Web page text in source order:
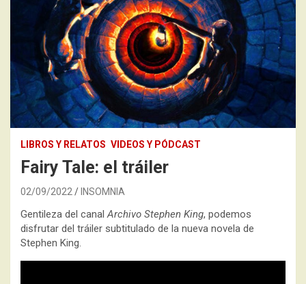
LIBROS Y RELATOS VIDEOS Y PÓDCAST
Fairy Tale: el tráiler
02/09/2022 INSOMNIA
Gentileza del canalArchivo Stephen King, podemos
disfrutar del tráiler subtitulado de la nueva novela de
Stephen King.